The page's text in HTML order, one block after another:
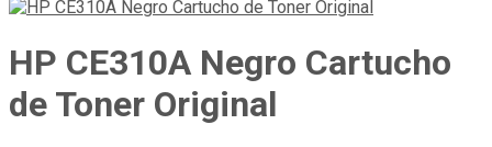
HP CE310A Negro Cartucho
de Toner Original